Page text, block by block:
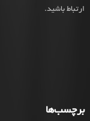
ارتباط باشید.
برچسب‌ها